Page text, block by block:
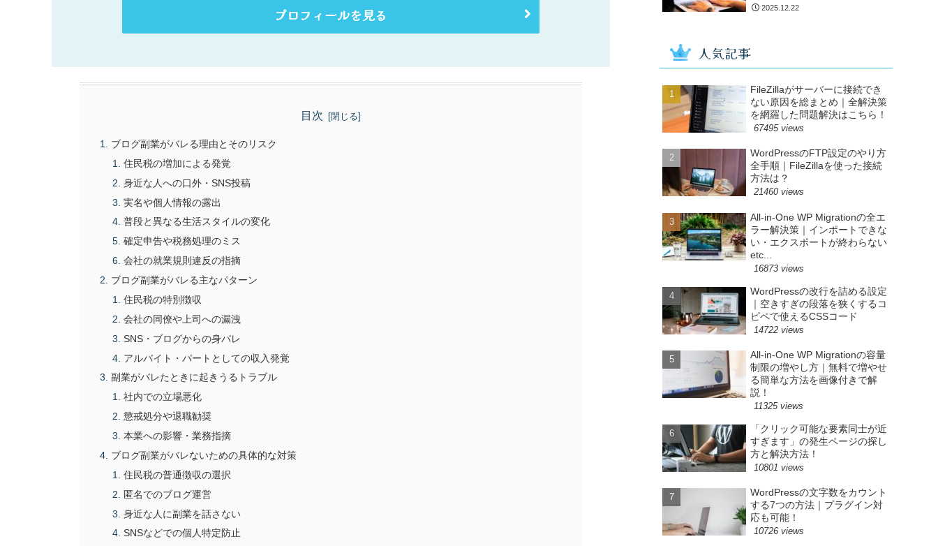
プロフィールを見る
目次
ブログ副業がバレる理由とそのリスク
住民税の増加による発覚
身近な人への口外・SNS投稿
実名や個人情報の露出
普段と異なる生活スタイルの変化
確定申告や税務処理のミス
会社の就業規則違反の指摘
ブログ副業がバレる主なパターン
住民税の特別徴収
会社の同僚や上司への漏洩
SNS・ブログからの身バレ
アルバイト・パートとしての収入発覚
副業がバレたときに起きうるトラブル
社内での立場悪化
懲戒処分や退職勧奨
本業への影響・業務指摘
ブログ副業がバレないための具体的な対策
住民税の普通徴収の選択
匿名でのブログ運営
身近な人に副業を話さない
SNSなどでの個人特定防止
2025.12.22
人気記事
FileZillaがサーバーに接続でき
ない原因を総まとめ｜全解決策
を網羅した問題解決はこちら！
67495 views
WordPressのFTP設定のやり方
全手順｜FileZillaを使った接続
方法は？
21460 views
All-in-One WP Migrationの全エ
ラー解決策｜インポートできな
い・エクスポートが終わらない
etc...
16873 views
WordPressの改行を詰める設定
｜空きすぎの段落を狭くするコ
ピペで使えるCSSコード
14722 views
All-in-One WP Migrationの容量
制限の増やし方｜無料で増やせ
る簡単な方法を画像付きで解
説！
11325 views
「クリック可能な要素同士が近
すぎます」の発生ページの探し
方と解決方法！
10801 views
WordPressの文字数をカウント
する7つの方法｜プラグイン対
応も可能！
10726 views